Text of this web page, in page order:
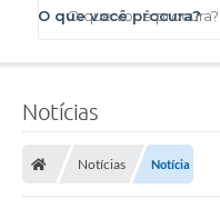
O que você procura?
Notícias
Notícias Notícia